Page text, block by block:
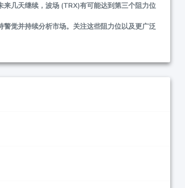
几天继续，波场 (TRX)有可能达到第三个阻力位
警觉并持续分析市场。关注这些阻力位以及更广泛